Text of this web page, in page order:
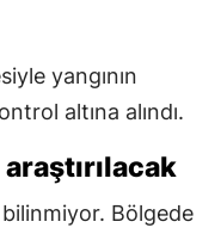
yangının
altına alındı.
araştırılacak
bilinmiyor. Bölgede